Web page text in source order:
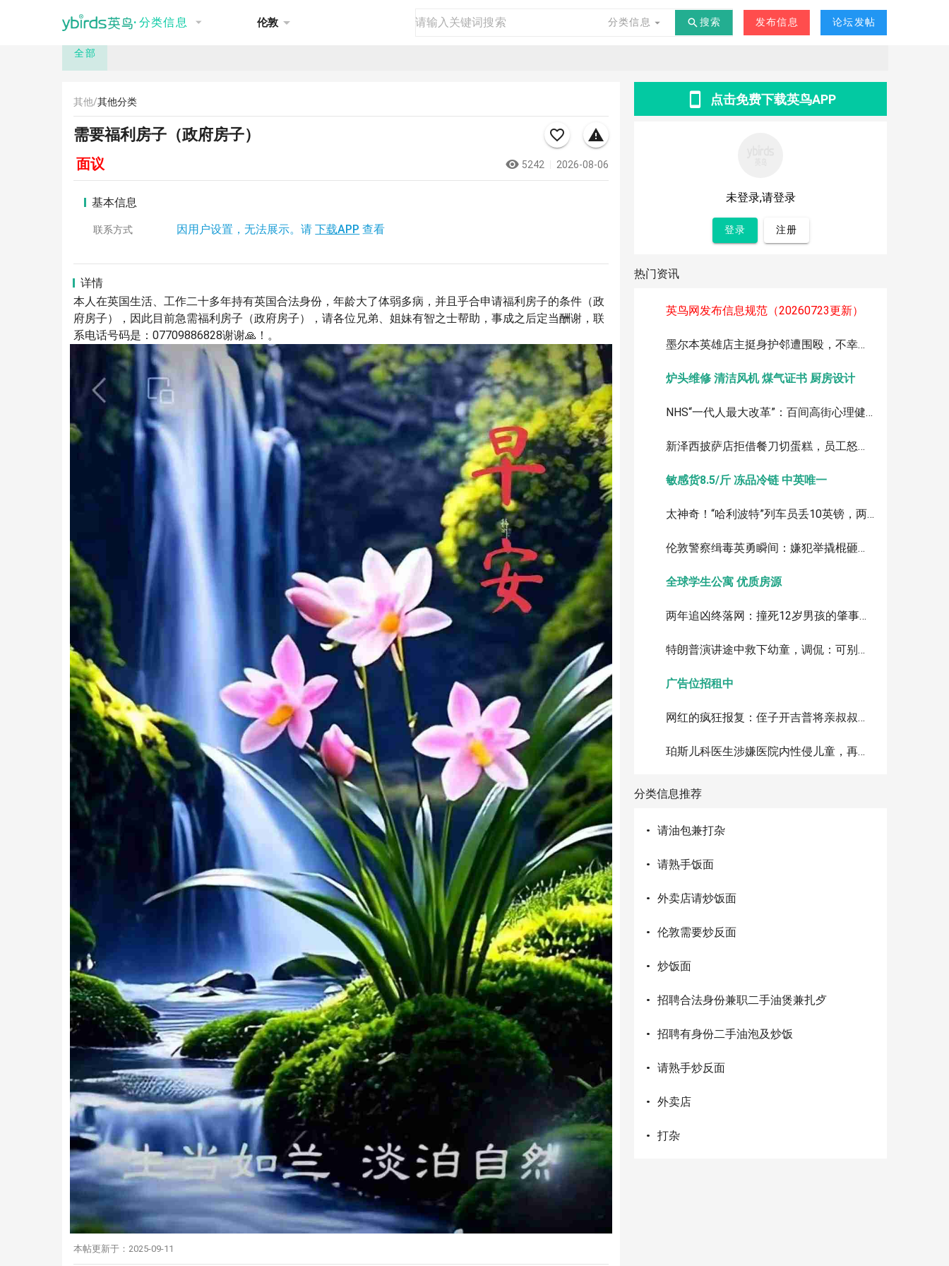
· 分类信息 伦敦 分类信息 搜索 发布信息 论坛发帖
推荐 讨论 租房 二手 商品 商务 交友 其他 -°C
全部
其他/其他分类
需要福利房子（政府房子）
面议 5242 2026-08-06
基本信息
联系方式 因用户设置，无法展示。请下载APP 查看
详情
本人在英国生活、工作二十多年持有英国合法身份，年龄大了体弱多病，并且乎合申请福利房子的条件（政
府房子），因此目前急需福利房子（政府房子），请各位兄弟、姐妹有智之士帮助，事成之后定当酬谢，联
系电话号码是：07709886828谢谢🙏！。
本帖更新于：2025-09-11
点击免费下载英鸟APP
未登录,请登录
登录 注册
热门资讯
英鸟网发布信息规范（20260723更新）
墨尔本英雄店主挺身护邻遭围殴，不幸离世：涉案者最小仅12岁
炉头维修 清洁风机 煤气证书 厨房设计
NHS“一代人最大改革”：百间高街心理健康中心，银行图书馆变身诊所
新泽西披萨店拒借餐刀切蛋糕，员工怒斥顾客视频引爆全网
敏感货8.5/斤 冻品冷链 中英唯一
太神奇！“哈利波特”列车员丢10英镑，两周后竟被海鸥叼回
伦敦警察缉毒英勇瞬间：嫌犯举撬棍砸头，警员果断制伏
全球学生公寓 优质房源
两年追凶终落网：撞死12岁男孩的肇事逃逸者，被引渡回英受审
特朗普演讲途中救下幼童，调侃：可别像拜登那样摔下台
广告位招租中
网红的疯狂报复：侄子开吉普将亲叔叔撞进棕榈树致死，判刑10年
珀斯儿科医生涉嫌医院内性侵儿童，再被追加指控累计达72项
分类信息推荐
· 请油包兼打杂
· 请熟手饭面
· 外卖店请炒饭面
· 伦敦需要炒反面
· 炒饭面
· 招聘合法身份兼职二手油煲兼扎歺
· 招聘有身份二手油泡及炒饭
· 请熟手炒反面
· 外卖店
· 打杂